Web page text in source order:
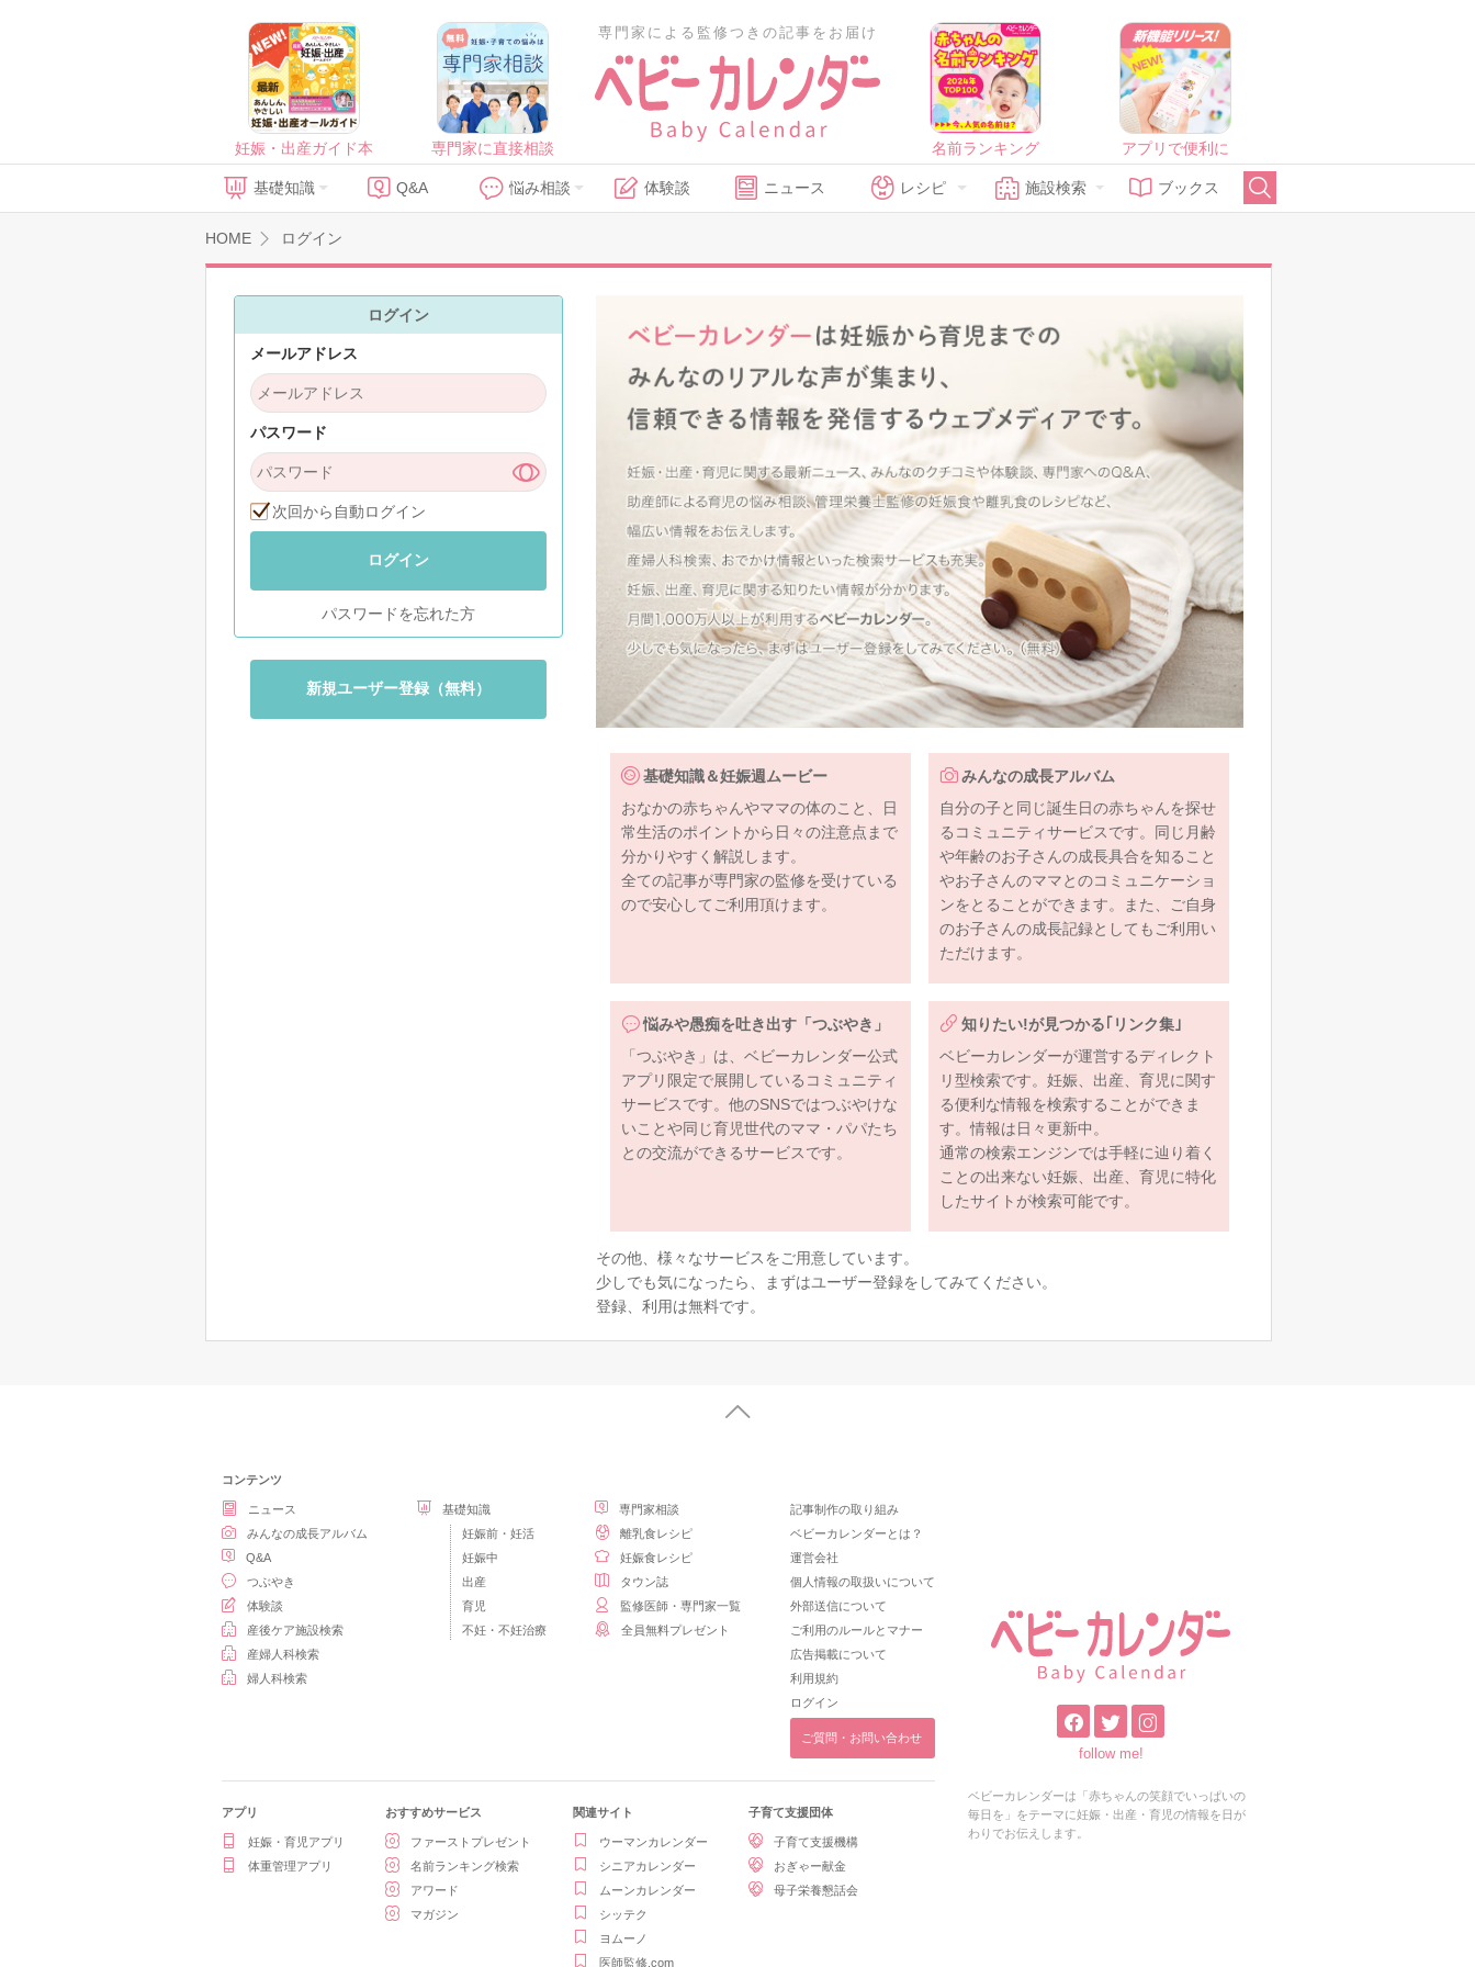
妊娠・出産ガイド本 専門家に直接相談
専門家による監修つきの記事をお届け
名前ランキング アプリで便利に
基礎知識 Q&A 悩み相談 体験談 ニュース レシピ 施設検索 ブックス
HOME ログイン
ログイン
メールアドレス
パスワード
次回から自動ログイン
ログイン
パスワードを忘れた方
新規ユーザー登録（無料）
基礎知識＆妊娠週ムービー
おなかの赤ちゃんやママの体のこと、日
常生活のポイントから日々の注意点まで
分かりやすく解説します。
全ての記事が専門家の監修を受けている
ので安心してご利用頂けます。
みんなの成長アルバム
自分の子と同じ誕生日の赤ちゃんを探せ
るコミュニティサービスです。同じ月齢
や年齢のお子さんの成長具合を知ること
やお子さんのママとのコミュニケーショ
ンをとることができます。また、ご自身
のお子さんの成長記録としてもご利用い
ただけます。
悩みや愚痴を吐き出す「つぶやき」
「つぶやき」は、ベビーカレンダー公式
アプリ限定で展開しているコミュニティ
サービスです。他のSNSではつぶやけな
いことや同じ育児世代のママ・パパたち
との交流ができるサービスです。
知りたい!が見つかる｢リンク集｣
ベビーカレンダーが運営するディレクト
リ型検索です。妊娠、出産、育児に関す
る便利な情報を検索することができま
す。情報は日々更新中。
通常の検索エンジンでは手軽に辿り着く
ことの出来ない妊娠、出産、育児に特化
したサイトが検索可能です。
その他、様々なサービスをご用意しています。
少しでも気になったら、まずはユーザー登録をしてみてください。
登録、利用は無料です。
コンテンツ
ニュース
みんなの成長アルバム
Q&A
つぶやき
体験談
産後ケア施設検索
産婦人科検索
婦人科検索
基礎知識
妊娠前・妊活
妊娠中
出産
育児
不妊・不妊治療
専門家相談
離乳食レシピ
妊娠食レシピ
タウン誌
監修医師・専門家一覧
全員無料プレゼント
記事制作の取り組み
ベビーカレンダーとは？
運営会社
個人情報の取扱いについて
外部送信について
ご利用のルールとマナー
広告掲載について
利用規約
ログイン
ご質問・お問い合わせ
アプリ
妊娠・育児アプリ
体重管理アプリ
おすすめサービス
ファーストプレゼント
名前ランキング検索
アワード
マガジン
関連サイト
ウーマンカレンダー
シニアカレンダー
ムーンカレンダー
シッテク
ヨムーノ
医師監修.com
子育て支援団体
子育て支援機構
おぎゃー献金
母子栄養懇話会
follow me!
ベビーカレンダーは「赤ちゃんの笑顔でいっぱいの
毎日を」をテーマに妊娠・出産・育児の情報を日が
わりでお伝えします。